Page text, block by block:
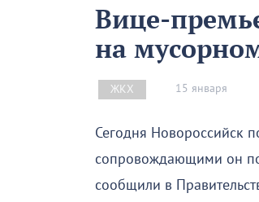
Вице-
на
ЖКХ 15 января
Сегодня Новороссийск
сопровождающими он
сообщили в